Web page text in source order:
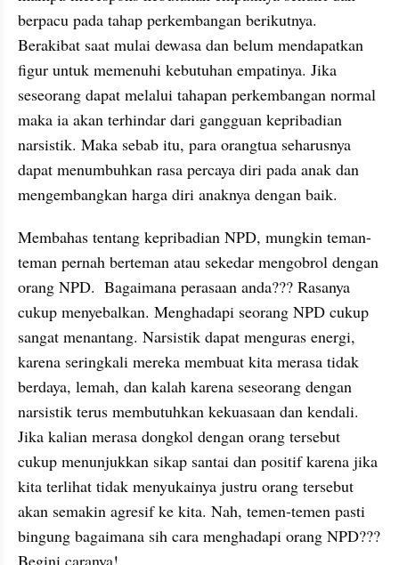
berpacu pada tahap perkembangan berikutnya.
Berakibat saat mulai dewasa dan belum mendapatkan
figur untuk memenuhi kebutuhan empatinya. Jika
seseorang dapat melalui tahapan perkembangan normal
maka ia akan terhindar dari gangguan kepribadian
narsistik. Maka sebab itu, para orangtua seharusnya
dapat menumbuhkan rasa percaya diri pada anak dan
mengembangkan harga diri anaknya dengan baik.
Membahas tentang kepribadian NPD, mungkin teman-
teman pernah berteman atau sekedar mengobrol dengan
orang NPD.  Bagaimana perasaan anda??? Rasanya
cukup menyebalkan. Menghadapi seorang NPD cukup
sangat menantang. Narsistik dapat menguras energi,
karena seringkali mereka membuat kita merasa tidak
berdaya, lemah, dan kalah karena seseorang dengan
narsistik terus membutuhkan kekuasaan dan kendali.
Jika kalian merasa dongkol dengan orang tersebut
cukup menunjukkan sikap santai dan positif karena jika
kita terlihat tidak menyukainya justru orang tersebut
akan semakin agresif ke kita. Nah, temen-temen pasti
bingung bagaimana sih cara menghadapi orang NPD???
Begini caranya!